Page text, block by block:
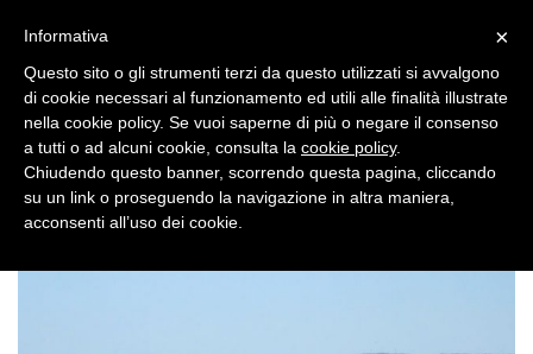
Toggle
Toggle
navigation
×
Informativa
Questo sito o gli strumenti terzi da questo utilizzati si avvalgono
di cookie necessari al funzionamento ed utili alle finalità illustrate
nella cookie policy. Se vuoi saperne di più o negare il consenso
a tutti o ad alcuni cookie, consulta la cookie policy.
Chiudendo questo banner, scorrendo questa pagina, cliccando
su un link o proseguendo la navigazione in altra maniera,
acconsenti all’uso dei cookie.